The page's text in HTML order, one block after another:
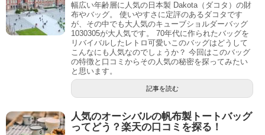
幅広い年齢層に人気の日本製 Dakota（ダコタ）の財
布やバッグ。 使いやすさに定評のあるダコタです
が、その中でも大人気のキューブショルダーバッグ
1030305が大人気です。 70年代に作られたバッグを
リバイバルしたレトロ可愛いこのバッグはどうして
こんなにも人気なのでしょうか？ 今回はこのバッグ
の特徴と口コミからその人気の秘密を探ってみたい
と思います。
記事を読む
人気のオーシバルの帆布製トートバッグ
ってどう？楽天の口コミを探る！